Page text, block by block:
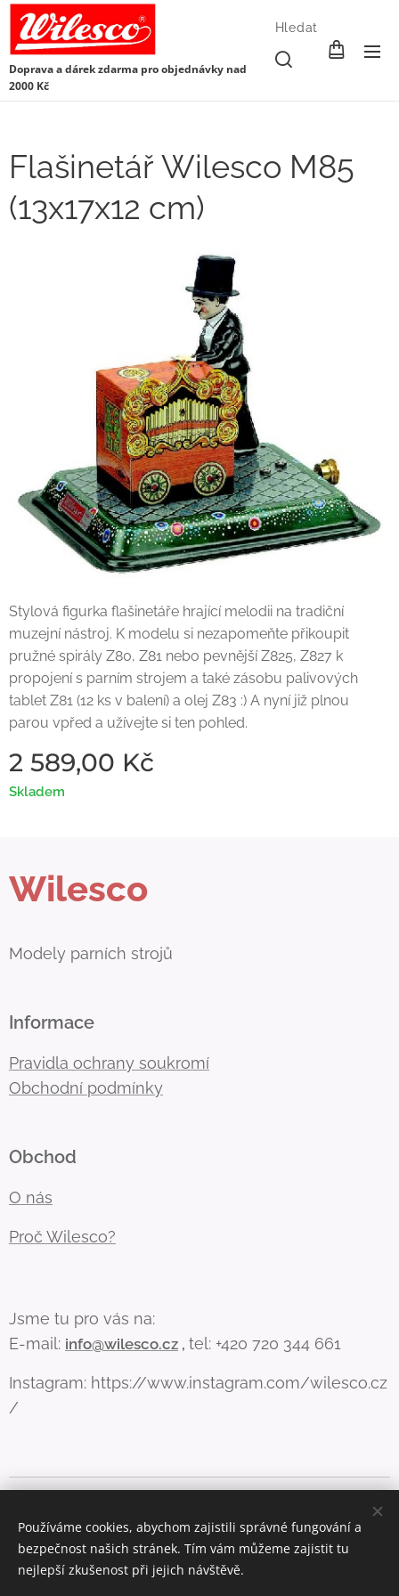
Doprava a dárek zdarma pro objednávky nad
2000 Kč
Hledat
Flašinetář Wilesco M85
(13x17x12 cm)
Stylová figurka flašinetáře hrající melodii na tradiční
muzejní nástroj. K modelu si nezapomeňte přikoupit
pružné spirály Z80, Z81 nebo pevnější Z825, Z827 k
propojení s parním strojem a také zásobu palivových
tablet Z81 (12 ks v balení) a olej Z83 :) A nyní již plnou
parou vpřed a užívejte si ten pohled.
2 589,00 Kč
Skladem
Wilesco
Modely parních strojů
Informace
Pravidla ochrany soukromí
Obchodní podmínky
Obchod
O nás
Proč Wilesco?
Jsme tu pro vás na:
E-mail: info@wilesco.cz , tel: +420 720 344 661
Instagram: https://www.instagram.com/wilesco.cz
/
cookies. Více info zde
Cookies
Používáme cookies, abychom zajistili správné fungování a
bezpečnost našich stránek. Tím vám můžeme zajistit tu
nejlepší zkušenost při jejich návštěvě.